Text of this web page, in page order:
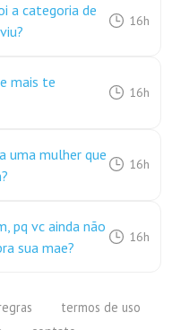
a categoria de
16h
mais te
16h
uma mulher que
16h
pq vc ainda não
sua mae?
16h
termos de uso